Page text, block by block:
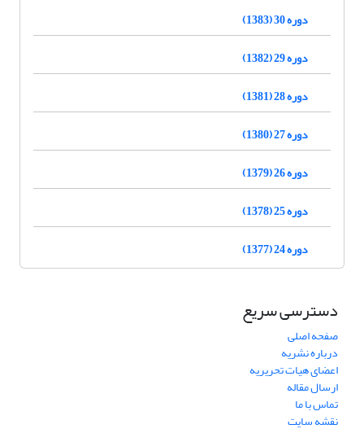
دوره 30 (1383)
دوره 29 (1382)
دوره 28 (1381)
دوره 27 (1380)
دوره 26 (1379)
دوره 25 (1378)
دوره 24 (1377)
دسترسی سریع
صفحه اصلی
درباره نشریه
اعضای هیات تحریریه
ارسال مقاله
تماس با ما
نقشه سایت